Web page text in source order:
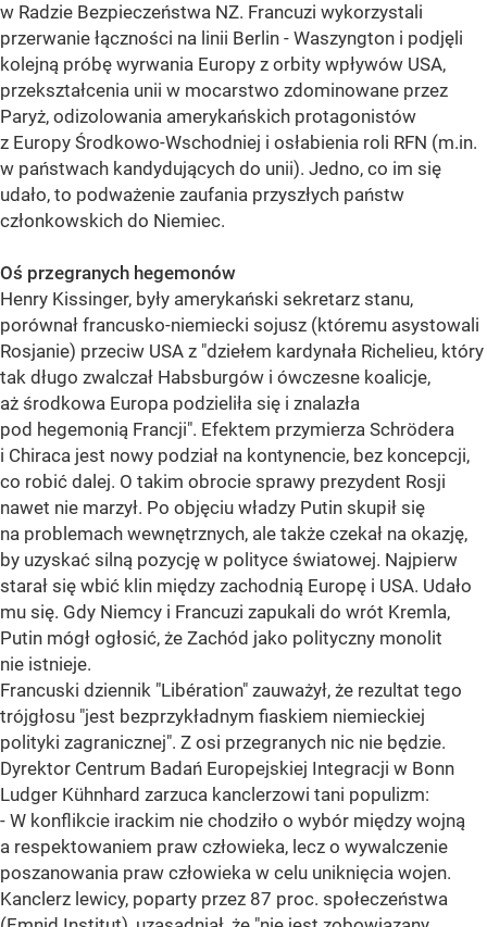
w Radzie Bezpieczeństwa NZ. Francuzi wykorzystali
przerwanie łączności na linii Berlin - Waszyngton i podjęli
kolejną próbę wyrwania Europy z orbity wpływów USA,
przekształcenia unii w mocarstwo zdominowane przez
Paryż, odizolowania amerykańskich protagonistów
z Europy Środkowo-Wschodniej i osłabienia roli RFN (m.in.
w państwach kandydujących do unii). Jedno, co im się
udało, to podważenie zaufania przyszłych państw
członkowskich do Niemiec.
Oś przegranych hegemonów
Henry Kissinger, były amerykański sekretarz stanu,
porównał francusko-niemiecki sojusz (któremu asystowali
Rosjanie) przeciw USA z "dziełem kardynała Richelieu, który
tak długo zwalczał Habsburgów i ówczesne koalicje,
aż środkowa Europa podzieliła się i znalazła
pod hegemonią Francji". Efektem przymierza Schrödera
i Chiraca jest nowy podział na kontynencie, bez koncepcji,
co robić dalej. O takim obrocie sprawy prezydent Rosji
nawet nie marzył. Po objęciu władzy Putin skupił się
na problemach wewnętrznych, ale także czekał na okazję,
by uzyskać silną pozycję w polityce światowej. Najpierw
starał się wbić klin między zachodnią Europę i USA. Udało
mu się. Gdy Niemcy i Francuzi zapukali do wrót Kremla,
Putin mógł ogłosić, że Zachód jako polityczny monolit
nie istnieje.
Francuski dziennik "Libération" zauważył, że rezultat tego
trójgłosu "jest bezprzykładnym fiaskiem niemieckiej
polityki zagranicznej". Z osi przegranych nic nie będzie.
Dyrektor Centrum Badań Europejskiej Integracji w Bonn
Ludger Kühnhard zarzuca kanclerzowi tani populizm:
- W konflikcie irackim nie chodziło o wybór między wojną
a respektowaniem praw człowieka, lecz o wywalczenie
poszanowania praw człowieka w celu uniknięcia wojen.
Kanclerz lewicy, poparty przez 87 proc. społeczeństwa